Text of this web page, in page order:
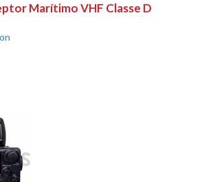
Marítimo VHF Classe D